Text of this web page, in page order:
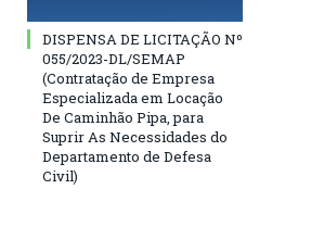
DISPENSA DE LICITAÇÃO Nº
055/2023-DL/SEMAP
(Contratação de Empresa
Especializada em Locação
De Caminhão Pipa, para
Suprir As Necessidades do
Departamento de Defesa
Civil)